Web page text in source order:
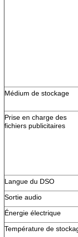
Médium de stockage
Prise en charge des
fichiers publicitaires
Langue du DSO
Sortie audio
Énergie électrique
Température de